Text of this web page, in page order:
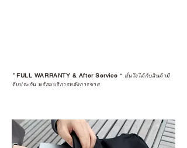
*FULL WARRANTY & After Service * มั่นใจได้กับสินค้ามี
รับประกัน พร้อมบริการหลังการขาย